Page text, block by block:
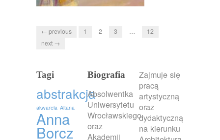
← previous 1 2 3 …
12
next →
Tagi
abstrakcja
akwarela Altana
Anna
Borcz
Biografia
Absolwentka
Uniwersytetu
Wrocławskiego
oraz
Akademii
Zajmuje się
pracą
artystyczną
oraz
dydaktyczną
na kierunku